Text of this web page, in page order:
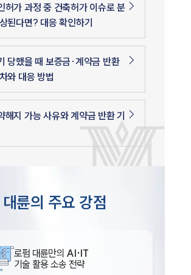
허가 과정 중 건축허가 이슈로 분
된다면? 대응 확인하기
당했을 때 보증금·계약금 반환
와 대응 방법
해지 가능 사유와 계약금 반환 기
대륜의 주요 강점
로펌 대륜만의 AI·IT
기술 활용 소송 전략